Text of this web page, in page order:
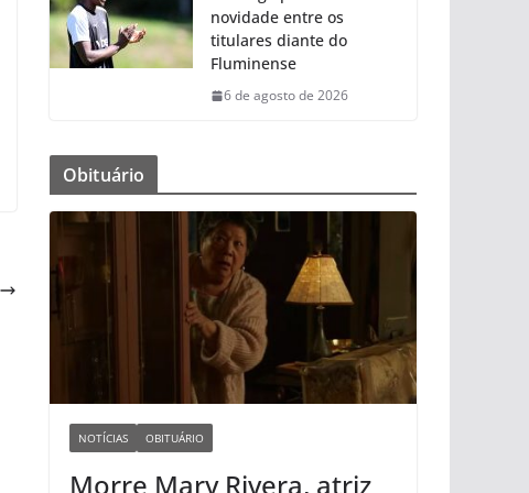
novidade entre os
titulares diante do
Fluminense
6 de agosto de 2026
Obituário
NOTÍCIAS OBITUÁRIO
Morre Mary Rivera, atriz